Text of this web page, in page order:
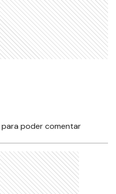
para poder comentar